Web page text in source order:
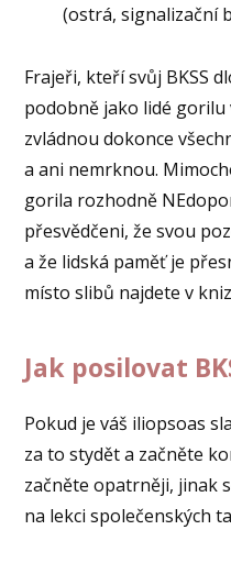
(ostrá, signalizační
Frajeři, kteří svůj BKSS
podobně jako lidé
zvládnou dokonce
a ani nemrknou.
gorila rozhodně
přesvědčeni, že svou
a že lidská paměť je
místo slibů najdete v
Jak posilovat
Pokud je váš iliopsoas
za to stydět a začněte
začněte opatrněji, jinak
na lekci společenských